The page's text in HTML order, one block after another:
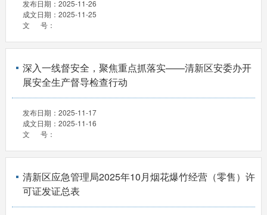
发布日期： 2025-11-26
成文日期： 2025-11-25
文 号：
深入一线督安全，聚焦重点抓落实——清新区安委办开
展安全生产督导检查行动
发布日期： 2025-11-17
成文日期： 2025-11-16
文 号：
清新区应急管理局2025年10月烟花爆竹经营（零售）许
可证发证总表